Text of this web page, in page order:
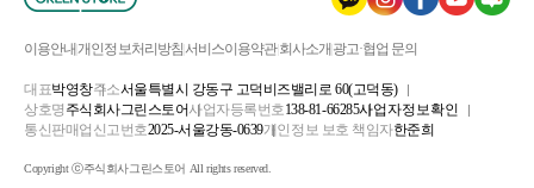
이용안내개인정보처리방침 서비스이용약관회사소개 광고·협업 문의
대표박영창주소서울특별시 강동구 고덕비즈밸리로 60(고덕동)
상호명 주식회사그린스토어사업자등록번호138-81-66285사업자정보확인
통신판매업신고번호2025-서울강동-0639개인정보 보호 책임자한준희
Copyright ⓒ주식회사그린스토어 All rights reserved.